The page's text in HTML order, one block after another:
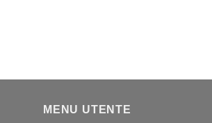
MENU UTENTE